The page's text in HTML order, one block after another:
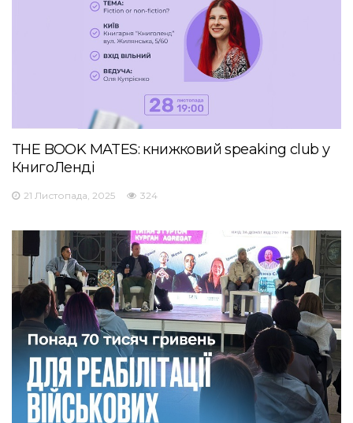
THE BOOK MATES: книжковий speaking club у
КнигоЛенді
21 Листопада, 2025 324